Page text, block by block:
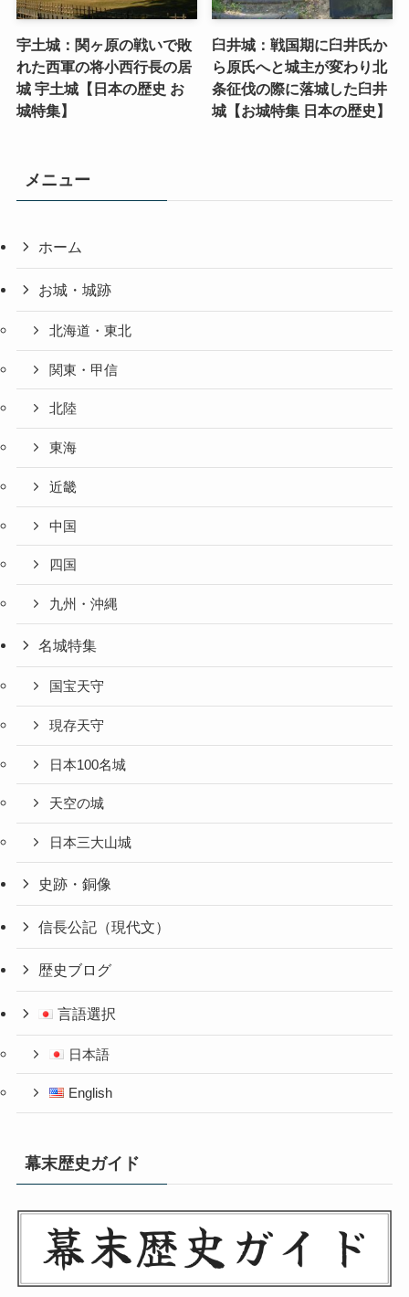
宇土城：関ヶ原の戦いで敗
れた西軍の将小西行長の居
城 宇土城【日本の歴史 お
城特集】
臼井城：戦国期に臼井氏か
ら原氏へと城主が変わり北
条征伐の際に落城した臼井
城【お城特集 日本の歴史】
メニュー
ホーム
お城・城跡
北海道・東北
関東・甲信
北陸
東海
近畿
中国
四国
九州・沖縄
名城特集
国宝天守
現存天守
日本100名城
天空の城
日本三大山城
史跡・銅像
信長公記（現代文）
歴史ブログ
言語選択
日本語
English
幕末歴史ガイド